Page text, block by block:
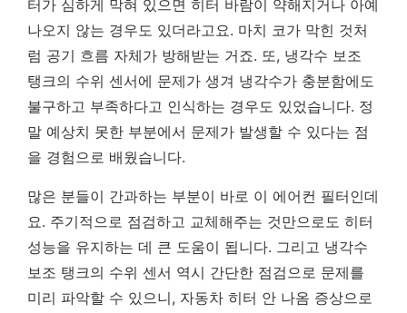
터가 심하게 막혀 있으면 히터 바람이 약해지거나 아예
나오지 않는 경우도 있더라고요. 마치 코가 막힌 것처
럼 공기 흐름 자체가 방해받는 거죠. 또, 냉각수 보조
탱크의 수위 센서에 문제가 생겨 냉각수가 충분함에도
불구하고 부족하다고 인식하는 경우도 있었습니다. 정
말 예상치 못한 부분에서 문제가 발생할 수 있다는 점
을 경험으로 배웠습니다.
많은 분들이 간과하는 부분이 바로 이 에어컨 필터인데
요. 주기적으로 점검하고 교체해주는 것만으로도 히터
성능을 유지하는 데 큰 도움이 됩니다. 그리고 냉각수
보조 탱크의 수위 센서 역시 간단한 점검으로 문제를
미리 파악할 수 있으니, 자동차 히터 안 나옴 증상으로